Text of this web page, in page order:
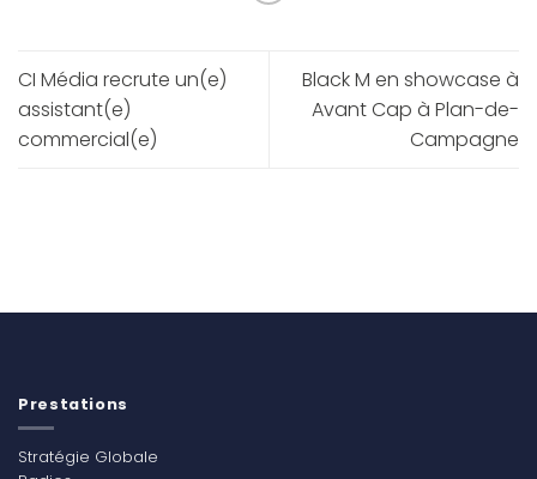
CI Média recrute un(e)
assistant(e)
commercial(e)
Black M en showcase à
Avant Cap à Plan-de-
Campagne
Prestations
Stratégie Globale